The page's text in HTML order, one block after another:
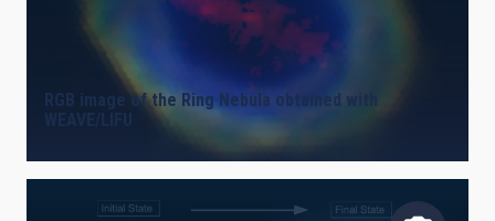
RGB image of the Ring Nebula obtained with
WEAVE/LIFU